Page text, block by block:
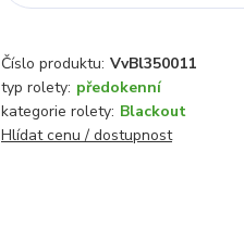
Číslo produktu: VvBl350011
typ rolety: předokenní
kategorie rolety: Blackout
Hlídat cenu / dostupnost